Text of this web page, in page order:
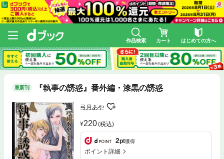
作品検索 カート はじめての方へ
最新刊 『執事の誘惑』番外編・漆黒の誘惑
弓月あや
220(税込)
2pt獲得
ポイント詳細